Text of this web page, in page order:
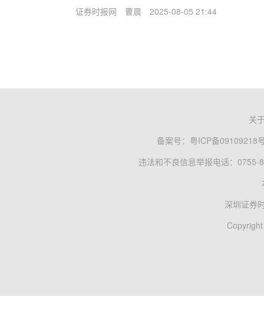
证券时报网 曹晨 2025-08-05 21:44
关
备案号： 粤ICP备09109218
违法和不良信息举报电话：0755-
深圳证券